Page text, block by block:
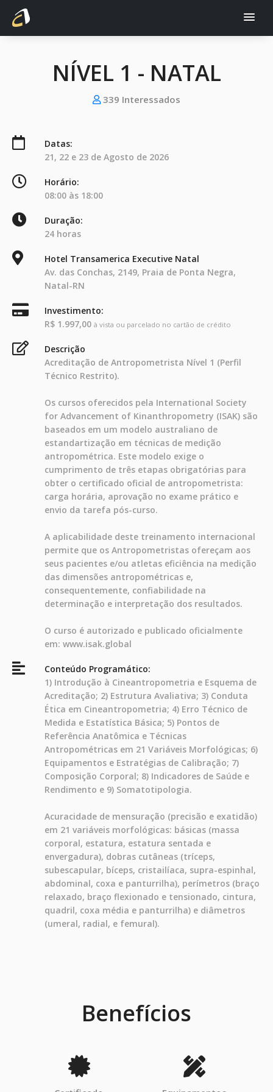
NÍVEL 1 - NATAL
339 Interessados
Datas:
21, 22 e 23 de Agosto de 2026
Horário:
08:00 às 18:00
Duração:
24 horas
Hotel Transamerica Executive Natal
Av. das Conchas, 2149, Praia de Ponta Negra,
Natal-RN
Investimento:
R$ 1.997,00à vista ou parcelado no cartão de crédito
Descrição
Acreditação de Antropometrista Nível 1 (Perfil
Técnico Restrito).
Os cursos oferecidos pela International Society
for Advancement of Kinanthropometry (ISAK) são
baseados em um modelo australiano de
estandartização em técnicas de medição
antropométrica. Este modelo exige o
cumprimento de três etapas obrigatórias para
obter o certificado oficial de antropometrista:
carga horária, aprovação no exame prático e
envio da tarefa pós-curso.
A aplicabilidade deste treinamento internacional
permite que os Antropometristas ofereçam aos
seus pacientes e/ou atletas eficiência na medição
das dimensões antropométricas e,
consequentemente, confiabilidade na
determinação e interpretação dos resultados.
O curso é autorizado e publicado oficialmente
em: www.isak.global
Conteúdo Programático:
1) Introdução à Cineantropometria e Esquema de
Acreditação; 2) Estrutura Avaliativa; 3) Conduta
Ética em Cineantropometria; 4) Erro Técnico de
Medida e Estatística Básica; 5) Pontos de
Referência Anatômica e Técnicas
Antropométricas em 21 Variáveis Morfológicas; 6)
Equipamentos e Estratégias de Calibração; 7)
Composição Corporal; 8) Indicadores de Saúde e
Rendimento e 9) Somatotipologia.
Acuracidade de mensuração (precisão e exatidão)
em 21 variáveis morfológicas: básicas (massa
corporal, estatura, estatura sentada e
envergadura), dobras cutâneas (tríceps,
subescapular, bíceps, cristailíaca, supra-espinhal,
abdominal, coxa e panturrilha), perímetros (braço
relaxado, braço flexionado e tensionado, cintura,
quadril, coxa média e panturrilha) e diâmetros
(umeral, radial, e femural).
Benefícios